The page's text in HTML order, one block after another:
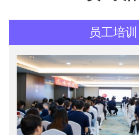
员工培训